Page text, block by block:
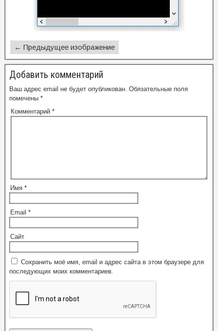
← Предыдущее изображение
Добавить комментарий
Ваш адрес email не будет опубликован. Обязательные поля
помечены *
Комментарий *
Имя *
Email *
Сайт
Сохранить моё имя, email и адрес сайта в этом браузере для
последующих моих комментариев.